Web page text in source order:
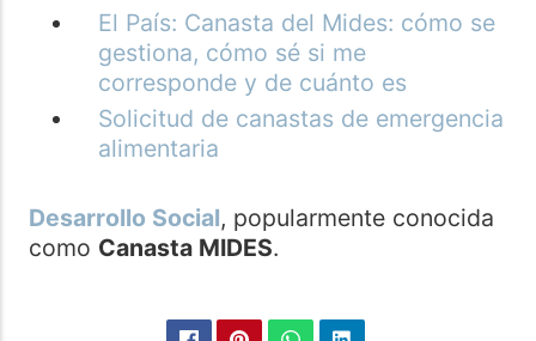
El País: Canasta del Mides: cómo se
gestiona, cómo sé si me
corresponde y de cuánto es
Solicitud de canastas de emergencia
alimentaria
Desarrollo Social, popularmente conocida
como Canasta MIDES.